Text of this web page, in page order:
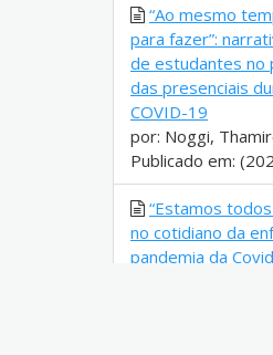
“Ao mesmo
para fazer”:
de estudantes no
das presenciais
COVID-19
por: Noggi,
Publicado em:
“Estamos
no cotidiano da
pandemia da